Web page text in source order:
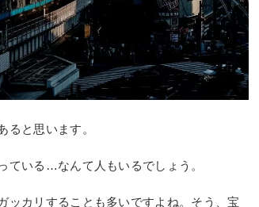
ると思います。
ている…なんて人もいるでしょう。
カリすることも多いですよね。そう、宝